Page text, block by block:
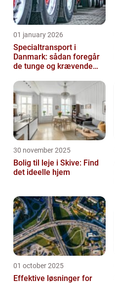
01 january 2026
Specialtransport i
Danmark: sådan foregår
de tunge og krævende
30 november 2025
Bolig til leje i Skive: Find
det ideelle hjem
01 october 2025
Effektive løsninger for